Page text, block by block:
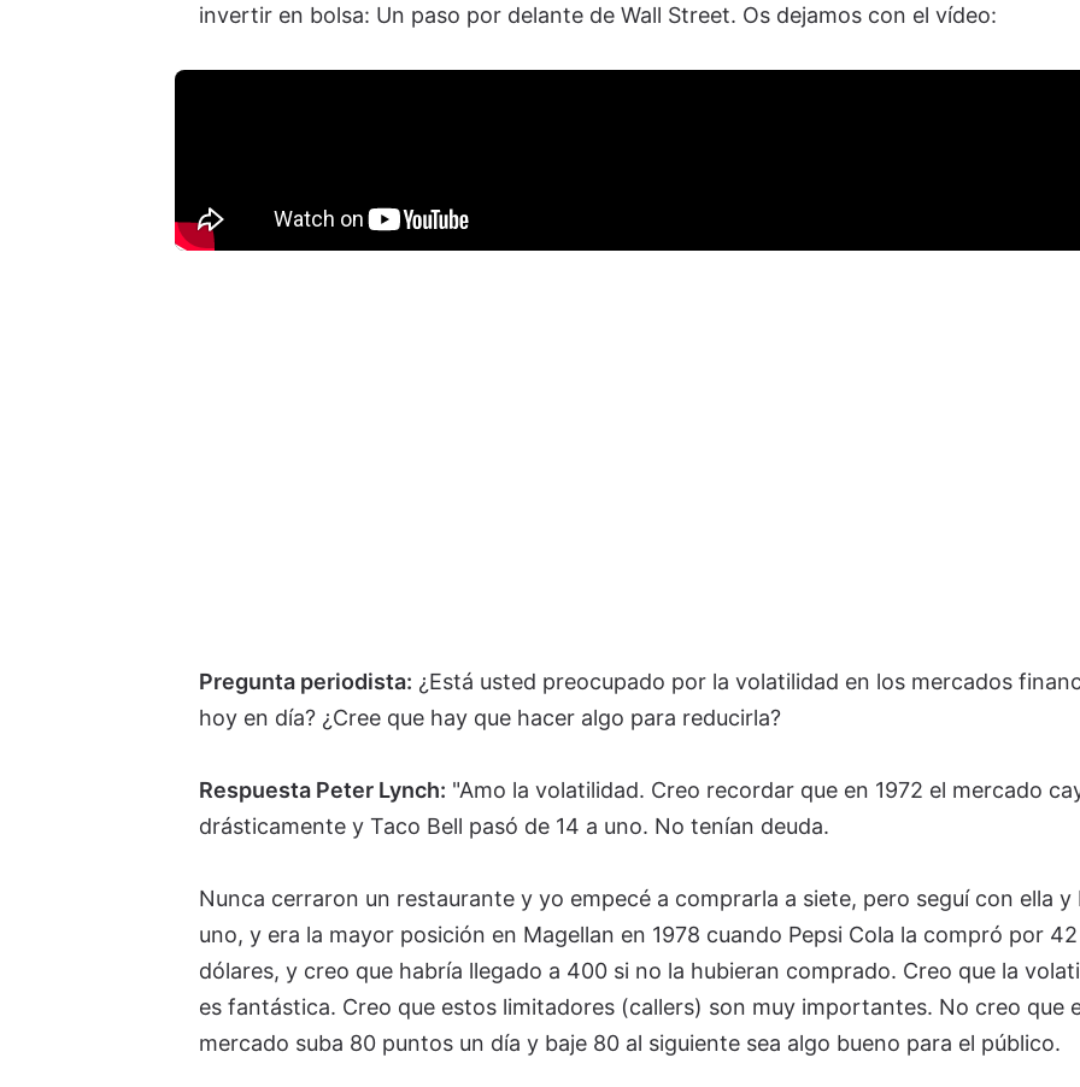
invertir en bolsa: Un paso por delante de Wall Street. Os dejamos con el vídeo:
Pregunta periodista: ¿Está usted preocupado por la volatilidad en los mercados
hoy en día? ¿Cree que hay que hacer algo para reducirla?
Respuesta Peter Lynch: "Amo la volatilidad. Creo recordar que en 1972 el mercado
drásticamente y Taco Bell pasó de 14 a uno. No tenían deuda.
Nunca cerraron un restaurante y yo empecé a comprarla a siete, pero seguí con ella y
uno, y era la mayor posición en Magellan en 1978 cuando Pepsi Cola la compró por 42
dólares, y creo que habría llegado a 400 si no la hubieran comprado. Creo que la
es fantástica. Creo que estos limitadores (callers) son muy importantes. No creo que
mercado suba 80 puntos un día y baje 80 al siguiente sea algo bueno para el público.